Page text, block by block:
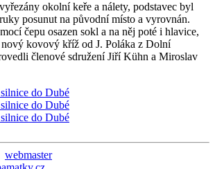
okolní keře a nálety, podstavec byl
posunut na původní místo a vyrovnán.
čepu osazen sokl a na něj poté i hlavice,
nový kovový kříž od J. Poláka z Dolní
členové sdružení Jiří Kühn a Miroslav
webmaster